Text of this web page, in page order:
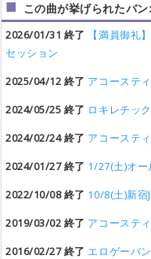
この曲が挙げられたバン
2026/01/31 終了
【満員御礼
セッション
2025/04/12 終了 アコーステ
2024/05/25 終了 ロキレチッ
2024/02/24 終了 アコーステ
2024/01/27 終了 1/27(土)オー
2022/10/08 終了 10/8(土)新宿
2019/03/02 終了 アコーステ
2016/02/27 終了 エロゲーバ